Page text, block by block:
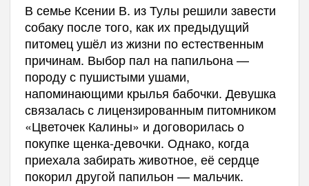
В семье Ксении В. из Тулы решили завести
собаку после того, как их предыдущий
питомец ушёл из жизни по естественным
причинам. Выбор пал на папильона —
породу с пушистыми ушами,
напоминающими крылья бабочки. Девушка
связалась с лицензированным питомником
«Цветочек Калины» и договорилась о
покупке щенка-девочки. Однако, когда
приехала забирать животное, её сердце
покорил другой папильон — мальчик.